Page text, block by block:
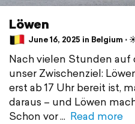
Löwen
June 16, 2025 in Belgium ⋅
Nach vielen Stunden auf
unser Zwischenziel:
erst ab 17 Uhr bereit ist,
daraus – und Löwen
Schon vor
Read more